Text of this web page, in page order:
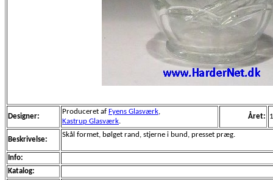
Designer:
Produceret af Fyens Glasværk,
Kastrup Glasværk.
Året:
Beskrivelse:
Skål formet, bølget rand, stjerne i bund, presset præg.
Info:
Katalog: